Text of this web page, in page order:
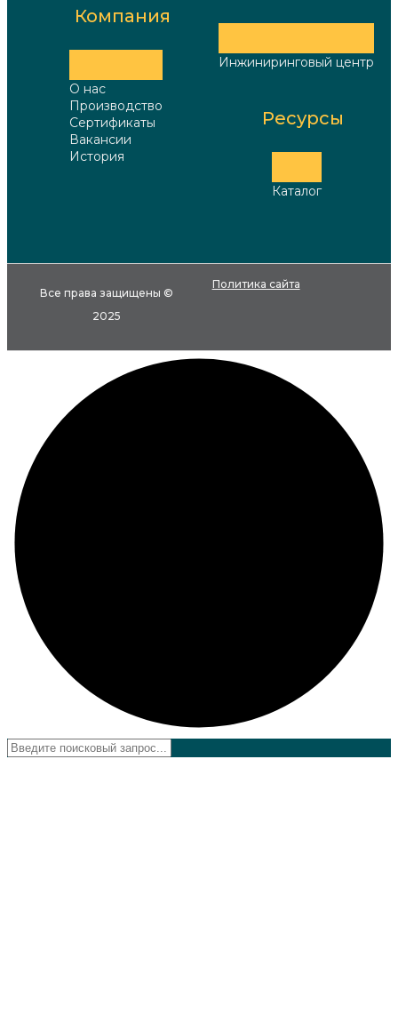
Компания
О нас
Производство
Сертификаты
Вакансии
История
Инжиниринговый центр
Ресурсы
Каталог
Все права защищены ©
2025
Политика сайта